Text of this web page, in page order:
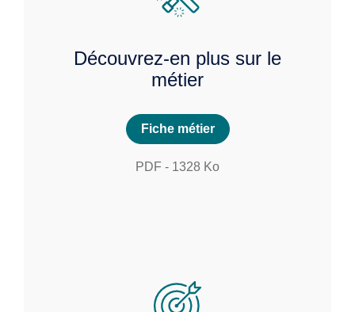
Découvrez-en plus sur le
métier
Fiche métier
PDF - 1328 Ko